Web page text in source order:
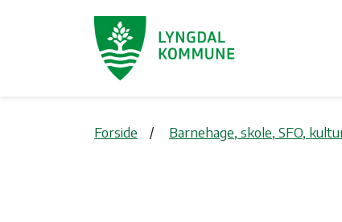
Forside Barnehage, skole, SFO,